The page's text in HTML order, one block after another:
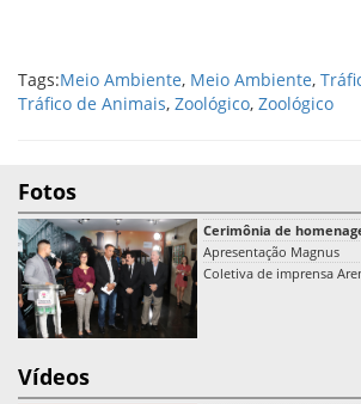
Tags:Meio Ambiente, Meio Ambiente,
Tráfico de Animais, Zoológico, Zoológico
Fotos
Cerimônia de
Apresentação Magnus
Coletiva de imprensa
Vídeos